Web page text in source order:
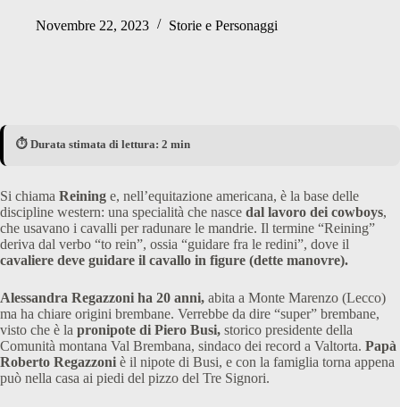
Novembre 22, 2023 Storie e Personaggi
⏱️ Durata stimata di lettura: 2 min
Si chiama Reining e, nell’equitazione americana, è la base delle
discipline western: una specialità che nasce dal lavoro dei cowboys,
che usavano i cavalli per radunare le mandrie. Il termine “Reining”
deriva dal verbo “to rein”, ossia “guidare fra le redini”, dove il
cavaliere deve guidare il cavallo in figure (dette manovre).
Alessandra Regazzoni ha 20 anni, abita a Monte Marenzo (Lecco)
ma ha chiare origini brembane. Verrebbe da dire “super” brembane,
visto che è la pronipote di Piero Busi, storico presidente della
Comunità montana Val Brembana, sindaco dei record a Valtorta. Papà
Roberto Regazzoni è il nipote di Busi, e con la famiglia torna appena
può nella casa ai piedi del pizzo del Tre Signori.